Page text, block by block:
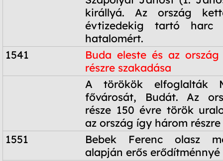
királlyá. Az ország
évtizedekig tartó harc
hatalomért.
1541
Buda eleste és az
részre szakadása
A törökök elfoglalták
fővárosát, Budát. Az
része 150 évre török
az ország így három
1551
Bebek Ferenc olasz
alapján erős